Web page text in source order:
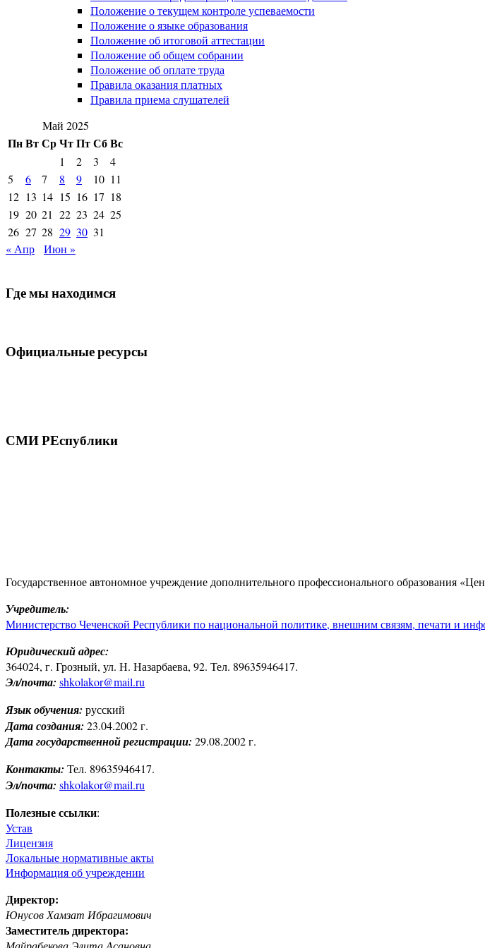
Положение о текущем контроле успеваемости
Положение о языке образования
Положение об итоговой аттестации
Положение об общем собрании
Положение об оплате труда
Правила оказания платных
Правила приема слушателей
Май 2025
ПнВтСрЧтПтСбВс
1 2 3
4
5
6 7 8 9 10 11
12 13 14 15 16 17 18
19 20 21 22 23 24 25
26 27 28 29 30 31
« Апр
Июн »
Где мы находимся
Официальные ресурсы
СМИ РЕспублики
Государственное автономное учреждение дополнительного профессионального образования
Учредитель:
Министерство Чеченской Республики по национальной политике, внешним связям, печати и
Юридический адрес:
364024, г. Грозный, ул. Н. Назарбаева, 92. Тел. 89635946417.
Эл/почта: shkolakor@mail.ru
Язык обучения: русский
Дата создания: 23.04.2002 г.
Дата государственной регистрации: 29.08.2002 г.
Контакты: Тел. 89635946417.
Эл/почта: shkolakor@mail.ru
Полезные ссылки:
Устав
Лицензия
Локальные нормативные акты
Информация об учреждении
Директор:
Юнусов Хамзат Ибрагимович
Заместитель директора: